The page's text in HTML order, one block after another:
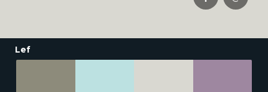
Lef